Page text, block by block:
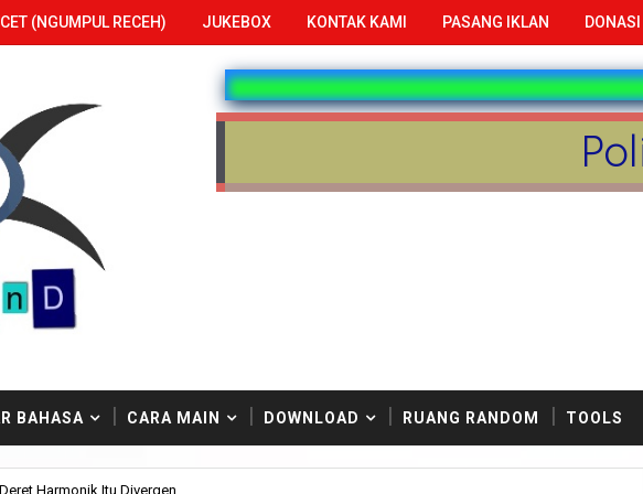
(NGUMPUL RECEH) JUKEBOX KONTAK KAMI PASANG IKLAN DONASI
BAHASA CARA MAIN DOWNLOAD RUANG RANDOM TOOLS
Deret Harmonik Itu Divergen